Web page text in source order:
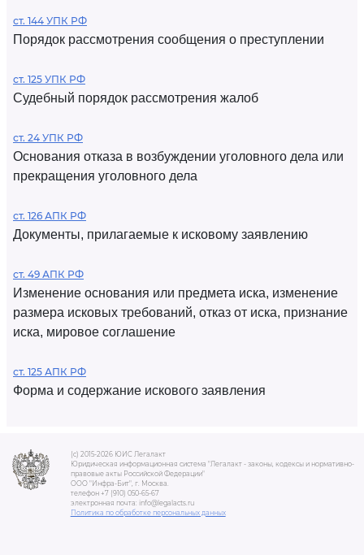
ст. 144 УПК РФ
Порядок рассмотрения сообщения о преступлении
ст. 125 УПК РФ
Судебный порядок рассмотрения жалоб
ст. 24 УПК РФ
Основания отказа в возбуждении уголовного дела или
прекращения уголовного дела
ст. 126 АПК РФ
Документы, прилагаемые к исковому заявлению
ст. 49 АПК РФ
Изменение основания или предмета иска, изменение
размера исковых требований, отказ от иска, признание
иска, мировое соглашение
ст. 125 АПК РФ
Форма и содержание искового заявления
(c) 2015-2026 ЮИС Легалакт
Юридическая информационная система "Легалакт - законы, кодексы и нормативно-
правовые акты Российской Федерации"
ООО "Инфра-Бит", г. Москва.
телефон +7 (910) 050-65-67
электронная почта: info@legalacts.ru
Политика по обработке персональных данных